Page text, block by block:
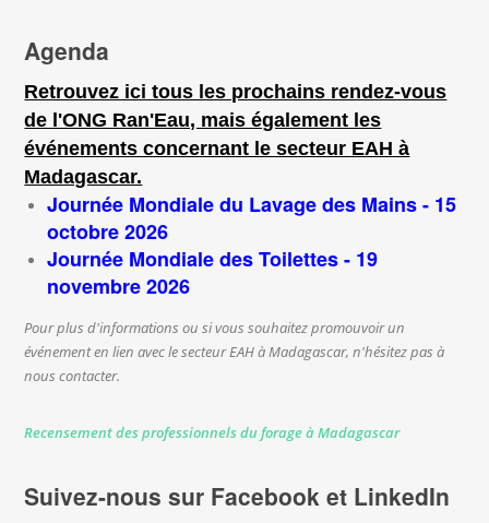
Agenda
Retrouvez ici tous les prochains rendez-vous
de l'ONG Ran'Eau, mais également les
événements concernant le secteur EAH à
Madagascar.
Journée Mondiale du Lavage des Mains - 15
octobre 2026
Journée Mondiale des Toilettes - 19
novembre 2026
Pour plus d'informations ou si vous souhaitez promouvoir un
événement en lien avec le secteur EAH à Madagascar, n'hésitez pas à
nous contacter.
Recensement des professionnels du forage à Madagascar
Suivez-nous sur Facebook et LinkedIn